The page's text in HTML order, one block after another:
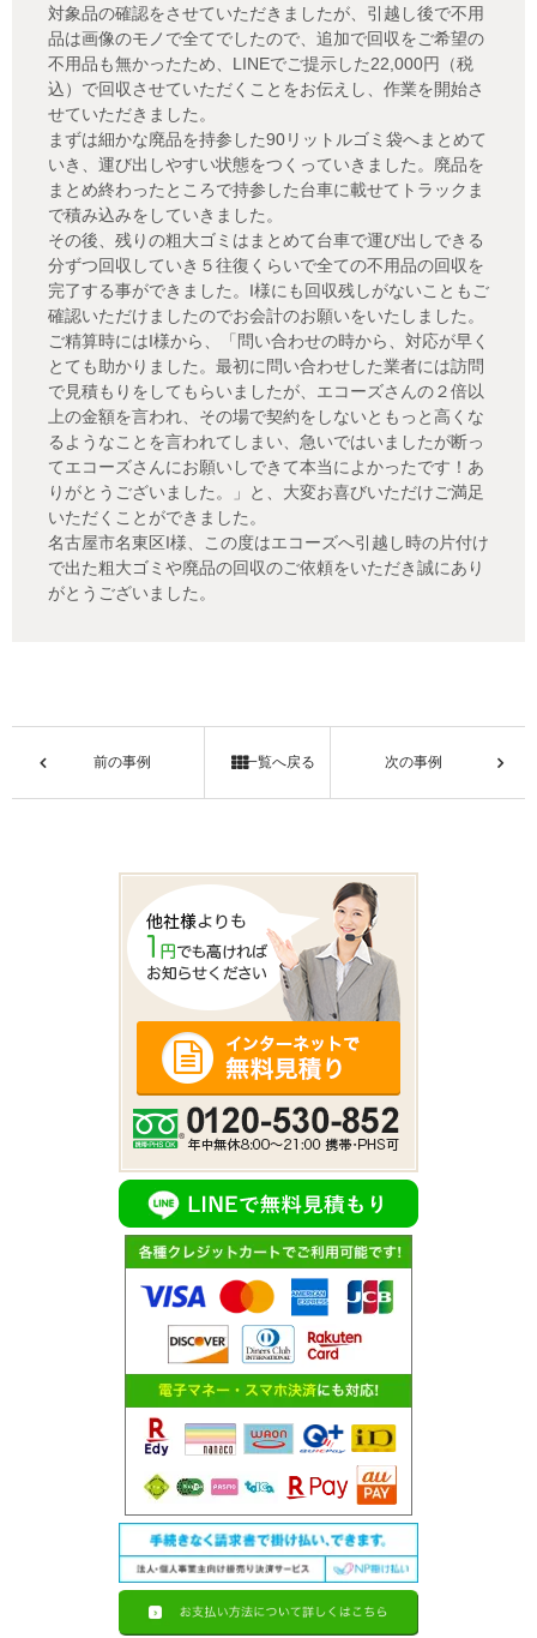
対象品の確認をさせていただきましたが、引越し後で不用
品は画像のモノで全てでしたので、追加で回収をご希望の
不用品も無かったため、LINEでご提示した22,000円（税
込）で回収させていただくことをお伝えし、作業を開始さ
せていただきました。
まずは細かな廃品を持参した90リットルゴミ袋へまとめて
いき、運び出しやすい状態をつくっていきました。廃品を
まとめ終わったところで持参した台車に載せてトラックま
で積み込みをしていきました。
その後、残りの粗大ゴミはまとめて台車で運び出しできる
分ずつ回収していき５往復くらいで全ての不用品の回収を
完了する事ができました。I様にも回収残しがないこともご
確認いただけましたのでお会計のお願いをいたしました。
ご精算時にはI様から、「問い合わせの時から、対応が早く
とても助かりました。最初に問い合わせした業者には訪問
で見積もりをしてもらいましたが、エコーズさんの２倍以
上の金額を言われ、その場で契約をしないともっと高くな
るようなことを言われてしまい、急いではいましたが断っ
てエコーズさんにお願いしできて本当によかったです！あ
りがとうございました。」と、大変お喜びいただけご満足
いただくことができました。
名古屋市名東区I様、この度はエコーズへ引越し時の片付け
で出た粗大ゴミや廃品の回収のご依頼をいただき誠にあり
がとうございました。
前の事例 一覧へ戻る 次の事例